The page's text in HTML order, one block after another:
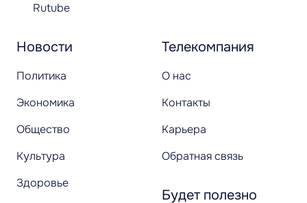
Новости
Политика
Экономика
Общество
Культура
Здоровье
Телекомпания
О нас
Контакты
Карьера
Обратная связь
Будет полезно
Rutube